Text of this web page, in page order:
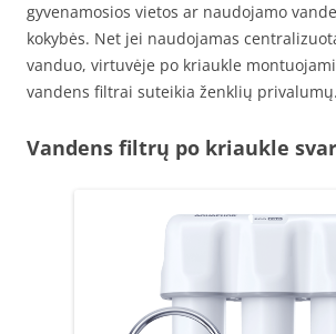
gyvenamosios vietos ar naudojamo
kokybės. Net jei naudojamas
vanduo, virtuvėje po kriaukle
vandens filtrai suteikia ženklių privalumų.
Vandens filtrų po kriaukle